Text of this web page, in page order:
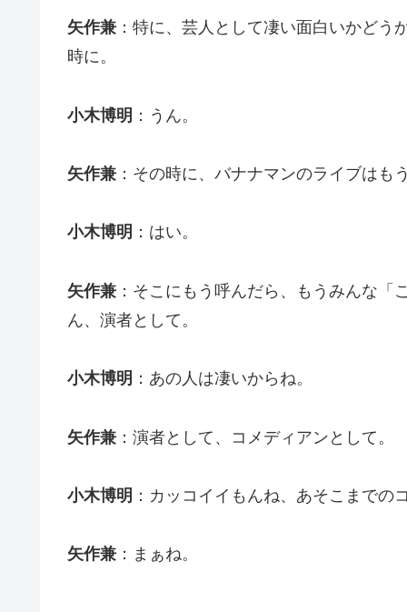
矢作兼 ：特に、芸人として凄い面白いかどう
時に。
小木博明 ：うん。
矢作兼 ：その時に、バナナマンのライブはも
小木博明 ：はい。
矢作兼 ：そこにもう呼んだら、もうみんな
ん、演者として。
小木博明 ：あの人は凄いからね。
矢作兼 ：演者として、コメディアンとして。
小木博明 ：カッコイイもんね、あそこまでの
矢作兼 ：まぁね。